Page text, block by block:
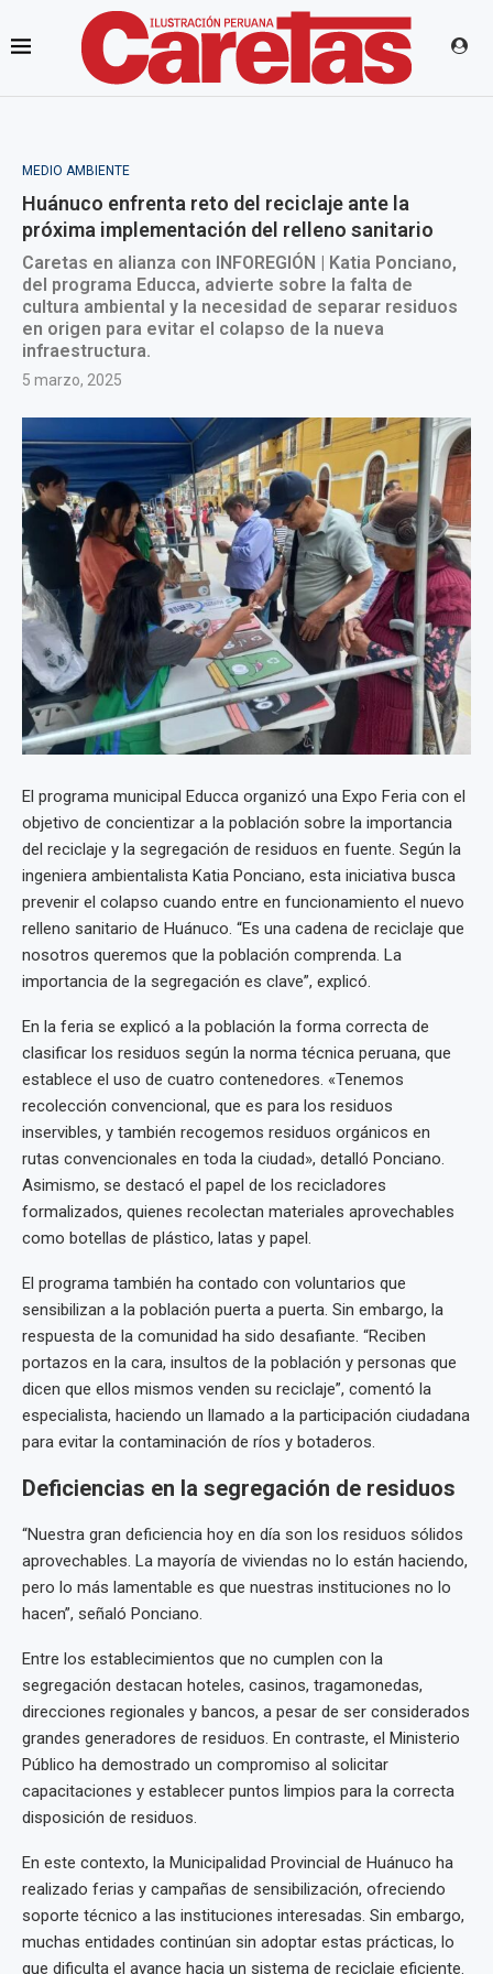
MEDIO AMBIENTE
Huánuco enfrenta reto del reciclaje ante la
próxima implementación del relleno sanitario
Caretas en alianza con INFOREGIÓN | Katia Ponciano,
del programa Educca, advierte sobre la falta de
cultura ambiental y la necesidad de separar residuos
en origen para evitar el colapso de la nueva
infraestructura.
5 marzo, 2025
El programa municipal Educca organizó una Expo Feria con el
objetivo de concientizar a la población sobre la importancia
del reciclaje y la segregación de residuos en fuente. Según la
ingeniera ambientalista Katia Ponciano, esta iniciativa busca
prevenir el colapso cuando entre en funcionamiento el nuevo
relleno sanitario de Huánuco. “Es una cadena de reciclaje que
nosotros queremos que la población comprenda. La
importancia de la segregación es clave”, explicó.
En la feria se explicó a la población la forma correcta de
clasificar los residuos según la norma técnica peruana, que
establece el uso de cuatro contenedores. «Tenemos
recolección convencional, que es para los residuos
inservibles, y también recogemos residuos orgánicos en
rutas convencionales en toda la ciudad», detalló Ponciano.
Asimismo, se destacó el papel de los recicladores
formalizados, quienes recolectan materiales aprovechables
como botellas de plástico, latas y papel.
El programa también ha contado con voluntarios que
sensibilizan a la población puerta a puerta. Sin embargo, la
respuesta de la comunidad ha sido desafiante. “Reciben
portazos en la cara, insultos de la población y personas que
dicen que ellos mismos venden su reciclaje”, comentó la
especialista, haciendo un llamado a la participación ciudadana
para evitar la contaminación de ríos y botaderos.
Deficiencias en la segregación de residuos
“Nuestra gran deficiencia hoy en día son los residuos sólidos
aprovechables. La mayoría de viviendas no lo están haciendo,
pero lo más lamentable es que nuestras instituciones no lo
hacen”, señaló Ponciano.
Entre los establecimientos que no cumplen con la
segregación destacan hoteles, casinos, tragamonedas,
direcciones regionales y bancos, a pesar de ser considerados
grandes generadores de residuos. En contraste, el Ministerio
Público ha demostrado un compromiso al solicitar
capacitaciones y establecer puntos limpios para la correcta
disposición de residuos.
En este contexto, la Municipalidad Provincial de Huánuco ha
realizado ferias y campañas de sensibilización, ofreciendo
soporte técnico a las instituciones interesadas. Sin embargo,
muchas entidades continúan sin adoptar estas prácticas, lo
que dificulta el avance hacia un sistema de reciclaje eficiente.